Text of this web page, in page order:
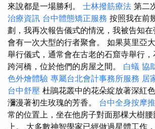
來說都是一場勝利。 士林撥筋療法 第二
治療資訊 台中體態矯正服務 按照我在前
劃，我再次報告儀式的情況，我被告知
會有一次大型的行者聚會。 如果莫里亞
舉行儀式，通常會在古老的石窟寺舉行
跨河橋，位於他們的房屋之間。 白蟻 協
色外燴體驗 專屬台北會計事務所服務 居
台中舒壓 杜鵑花叢中的花朵綻放著深紅
瀰漫著初生玫瑰的芳香。 台中全身按摩
常的位置上，坐在他房子對面那棵大樹
上。 大多數神智學家已經做過星體工作